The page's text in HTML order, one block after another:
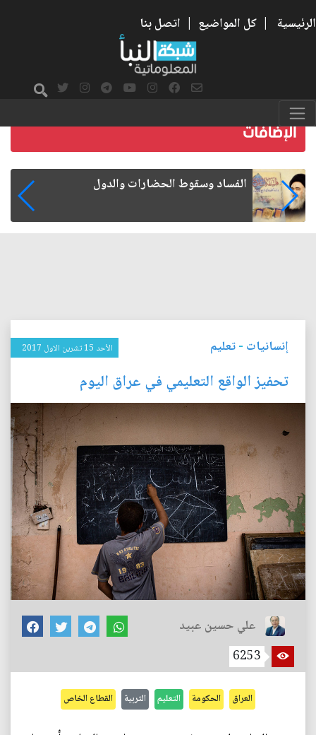
الرئيسية | كل المواضيع | اتصل بنا
رواتب الموظفين على صفيح ساخن
إنسانيات -تعليم الأحد 15 تشرين الاول 2017
تحفيز الواقع التعليمي في عراق اليوم
علي حسين عبيد
6253
العراق الحكومة التعليم التربية القطاع الخاص